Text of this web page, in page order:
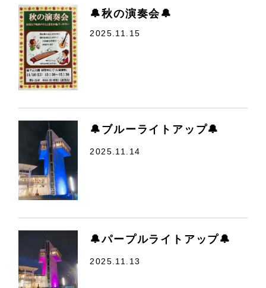
🔔秋の演奏会🔔
2025.11.15
🔔ブルーライトアップ🔔
2025.11.14
🔔パープルライトアップ🔔
2025.11.13